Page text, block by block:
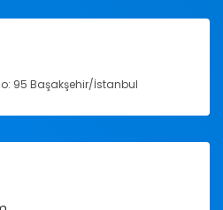
95 Başakşehir/İstanbul